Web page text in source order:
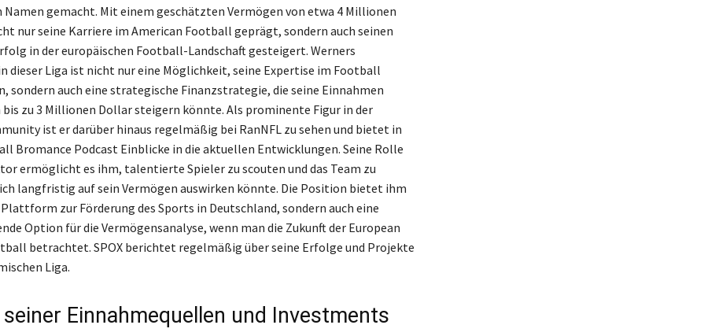
Namen gemacht. Mit einem geschätzten Vermögen von etwa 4 Millionen
nur seine Karriere im American Football geprägt, sondern auch seinen
in der europäischen Football-Landschaft gesteigert. Werners
dieser Liga ist nicht nur eine Möglichkeit, seine Expertise im Football
sondern auch eine strategische Finanzstrategie, die seine Einnahmen
zu 3 Millionen Dollar steigern könnte. Als prominente Figur in der
ist er darüber hinaus regelmäßig bei RanNFL zu sehen und bietet in
Bromance Podcast Einblicke in die aktuellen Entwicklungen. Seine Rolle
ermöglicht es ihm, talentierte Spieler zu scouten und das Team zu
langfristig auf sein Vermögen auswirken könnte. Die Position bietet ihm
zur Förderung des Sports in Deutschland, sondern auch eine
Option für die Vermögensanalyse, wenn man die Zukunft der European
betrachtet. SPOX berichtet regelmäßig über seine Erfolge und Projekte
Liga.
Einnahmequellen und Investments